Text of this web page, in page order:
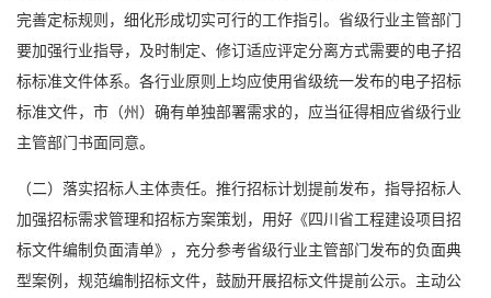
完善定标规则，细化形成切实可行的工作指引。省级行业主管部门
要加强行业指导，及时制定、修订适应评定分离方式需要的电子招
标标准文件体系。各行业原则上均应使用省级统一发布的电子招标
标准文件，市（州）确有单独部署需求的，应当征得相应省级行业
主管部门书面同意。
（二）落实招标人主体责任。推行招标计划提前发布，指导招标人
加强招标需求管理和招标方案策划，用好《四川省工程建设项目招
标文件编制负面清单》，充分参考省级行业主管部门发布的负面典
型案例，规范编制招标文件，鼓励开展招标文件提前公示。主动公